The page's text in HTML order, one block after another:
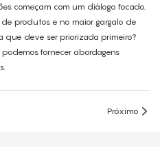
começam com um diálogo focado.
produtos e no maior gargalo de
deve ser priorizada primeiro?
fornecer abordagens
Próximo